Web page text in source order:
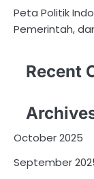
Peta Politik
Pemerintah,
Recent
October 2025
September